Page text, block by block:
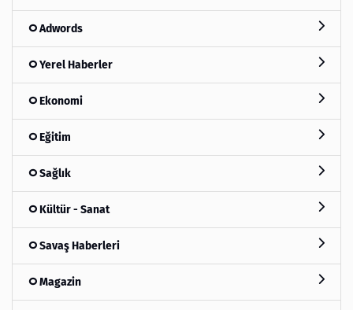
Adwords
Yerel Haberler
Ekonomi
Eğitim
Sağlık
Kültür - Sanat
Savaş Haberleri
Magazin